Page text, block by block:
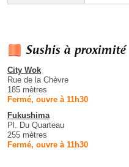
Sushis à proximité
City Wok
Rue de la Chèvre
185 mètres
Fermé, ouvre à 11h30
Fukushima
Pl. Du Quarteau
255 mètres
Fermé, ouvre à 11h30